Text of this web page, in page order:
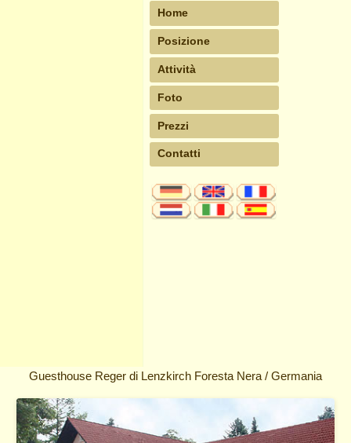
Home
Posizione
Attività
Foto
Prezzi
Contatti
Guesthouse Reger di Lenzkirch Foresta Nera / Germania